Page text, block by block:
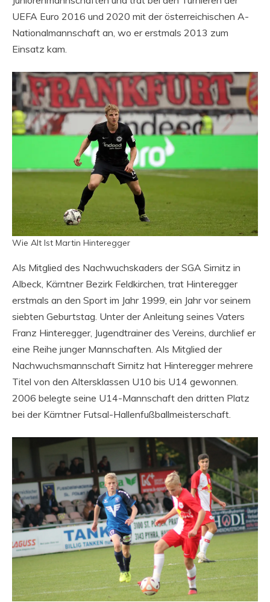
UEFA Euro 2016 und 2020 mit der österreichischen A-
Nationalmannschaft an, wo er erstmals 2013 zum
Einsatz kam.
Wie Alt Ist Martin Hinteregger
Als Mitglied des Nachwuchskaders der SGA Sirnitz in
Albeck, Kärntner Bezirk Feldkirchen, trat Hinteregger
erstmals an den Sport im Jahr 1999, ein Jahr vor seinem
siebten Geburtstag. Unter der Anleitung seines Vaters
Franz Hinteregger, Jugendtrainer des Vereins, durchlief er
eine Reihe junger Mannschaften. Als Mitglied der
Nachwuchsmannschaft Sirnitz hat Hinteregger mehrere
Titel von den Altersklassen U10 bis U14 gewonnen.
2006 belegte seine U14-Mannschaft den dritten Platz
bei der Kärntner Futsal-Hallenfußballmeisterschaft.